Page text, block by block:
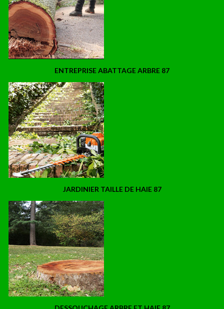
ENTREPRISE ABATTAGE ARBRE 87
JARDINIER TAILLE DE HAIE 87